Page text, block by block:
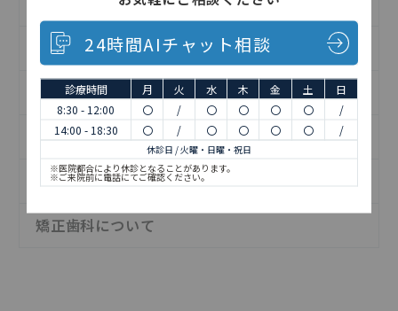
お知らせ
予防歯科について
日記
歯の治療について
矯正歯科について
24時間AIチャット相談
診療時間 月 火 水 木 金 土
日
8:30 - 12:00
〇 / 〇 〇 〇 〇
/
14:00 - 18:30
〇 / 〇 〇 〇 〇 /
休診日 / 火曜・日曜・祝日
※医院都合により休診となることがあります。
※ご来院前に電話にてご確認ください。